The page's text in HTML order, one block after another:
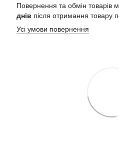
Повернення та обмін товарів
днів після отримання товару
Усі умови повернення